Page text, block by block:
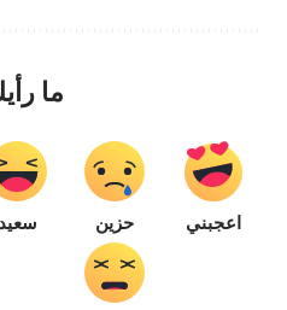
ما
اعجبني حزين سعيد